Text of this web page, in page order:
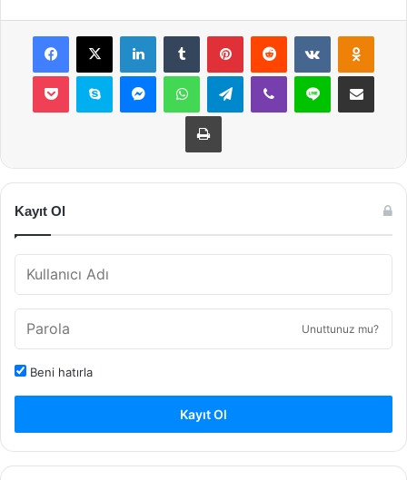
Facebook
X LinkedInTumblr PinterestReddit VKontakte
Pocket Skype MessengerWhatsAppTelegramViber Line E-Posta ile
Yazdır
Kayıt Ol
Unuttunuz mu?
Beni hatırla
Kayıt Ol